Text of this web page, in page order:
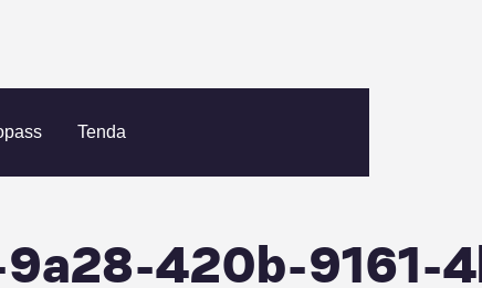
Tenda
9a28-420b-9161-4b5e1da3844c
420b-9161-